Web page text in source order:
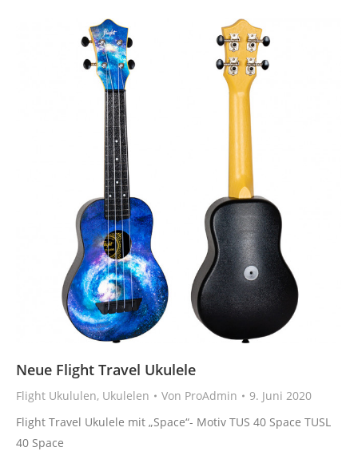
Neue Flight Travel Ukulele
Flight Ukululen, Ukulelen Von ProAdmin
9. Juni 2020
Flight Travel Ukulele mit „Space“- Motiv TUS 40 Space TUSL
40 Space